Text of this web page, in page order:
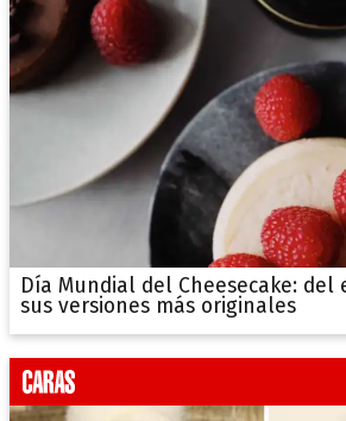
Día Mundial del Cheesecake: del
sus versiones más originales